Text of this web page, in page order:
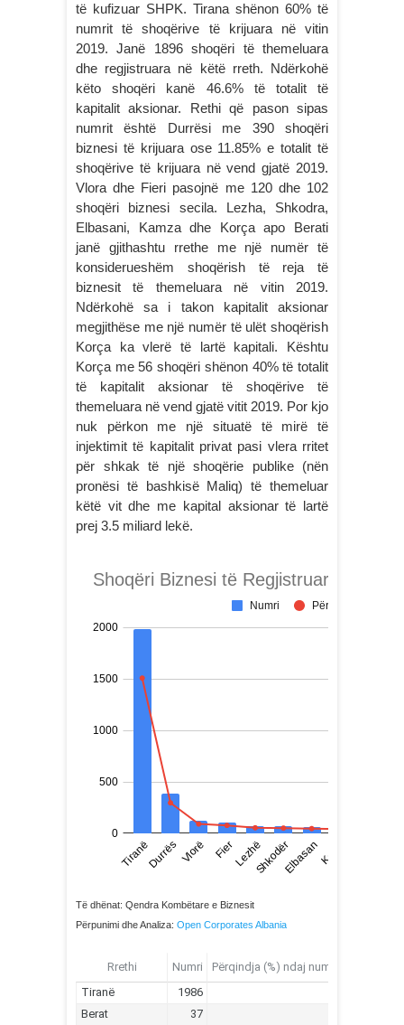
të kufizuar SHPK. Tirana shënon 60% të
numrit të shoqërive të krijuara në vitin
2019. Janë 1896 shoqëri të themeluara
dhe regjistruara në këtë rreth. Ndërkohë
këto shoqëri kanë 46.6% të totalit të
kapitalit aksionar. Rethi që pason sipas
numrit është Durrësi me 390 shoqëri
biznesi të krijuara ose 11.85% e totalit të
shoqërive të krijuara në vend gjatë 2019.
Vlora dhe Fieri pasojnë me 120 dhe 102
shoqëri biznesi secila. Lezha, Shkodra,
Elbasani, Kamza dhe Korça apo Berati
janë gjithashtu rrethe me një numër të
konsiderueshëm shoqërish të reja të
biznesit të themeluara në vitin 2019.
Ndërkohë sa i takon kapitalit aksionar
megjithëse me një numër të ulët shoqërish
Korça ka vlerë të lartë kapitali. Kështu
Korça me 56 shoqëri shënon 40% të totalit
të kapitalit aksionar të shoqërive të
themeluara në vend gjatë vitit 2019. Por kjo
nuk përkon me një situatë të mirë të
injektimit të kapitalit privat pasi vlera rritet
për shkak të një shoqërie publike (nën
pronësi të bashkisë Maliq) të themeluar
këtë vit dhe me kapital aksionar të lartë
prej 3.5 miliard lekë.
Të dhënat: Qendra Kombëtare e Biznesit
Përpunimi dhe Analiza: Open Corporates Albania